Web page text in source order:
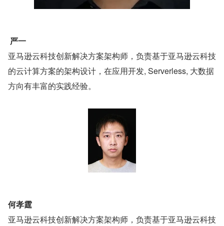
严一
亚马逊云科技创新解决方案架构师，负责基于亚马逊云科技
的云计算方案的架构设计，在应用开发, Serverless, 大数据
方向有丰富的实践经验。
何孝霆
亚马逊云科技创新解决方案架构师，负责基于亚马逊云科技